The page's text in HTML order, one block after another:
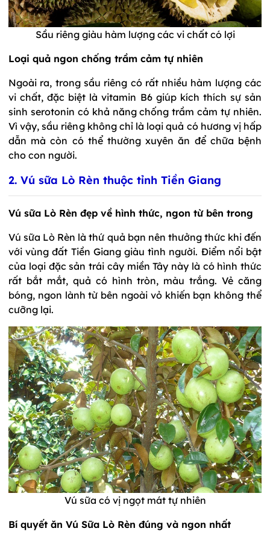
Sầu riêng giàu hàm lượng các vi chất có lợi
Loại quả ngon chống trầm cảm tự nhiên
Ngoài ra, trong sầu riêng có rất nhiều hàm lượng các
vi chất, đặc biệt là vitamin B6 giúp kích thích sự sản
sinh serotonin có khả năng chống trầm cảm tự nhiên.
Vì vậy, sầu riêng không chỉ là loại quả có hương vị hấp
dẫn mà còn có thể thường xuyên ăn để chữa bệnh
cho con người.
2. Vú sữa Lò Rèn thuộc tỉnh Tiền Giang
Vú sữa Lò Rèn đẹp về hình thức, ngon từ bên trong
Vú sữa Lò Rèn là thứ quả bạn nên thưởng thức khi đến
với vùng đất Tiền Giang giàu tình người. Điểm nổi bật
của loại đặc sản trái cây miền Tây này là có hình thức
rất bắt mắt, quả có hình tròn, màu trắng. Vẻ căng
bóng, ngon lành từ bên ngoài vỏ khiến bạn không thể
cưỡng lại.
Vú sữa có vị ngọt mát tự nhiên
Bí quyết ăn Vú Sữa Lò Rèn đúng và ngon nhất